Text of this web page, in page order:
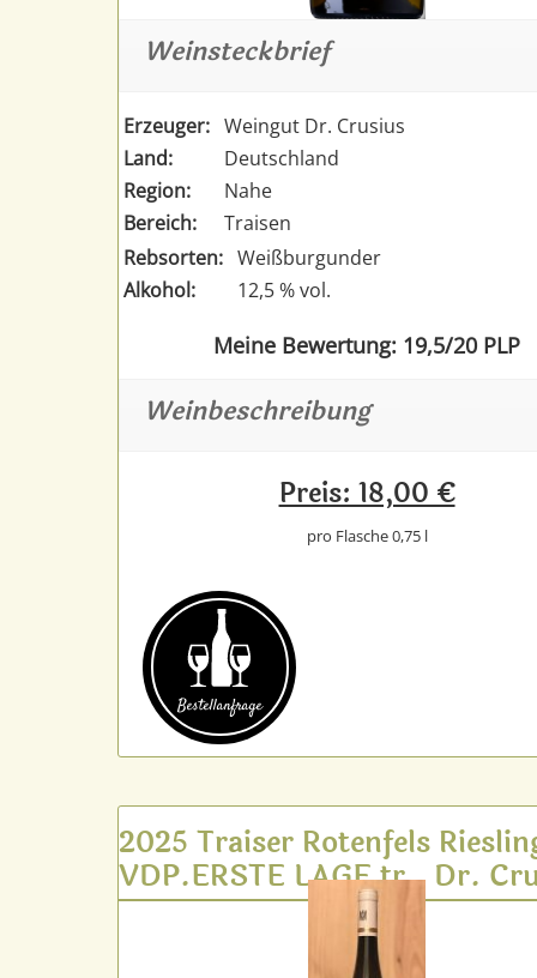
Weinsteckbrief
Erzeuger: Weingut Dr. Crusius
Land:
Deutschland
Region:
Nahe
Bereich:
Traisen
Rebsorten: Weißburgunder
Alkohol:
12,5 % vol.
Meine Bewertung: 19,5/20 PLP
Weinbeschreibung
Preis: 18,00 €
pro Flasche 0,75 l
Bestell­anfrage
2025 Traiser Rotenfels
VDP.ERSTE LAGE tr., Dr.